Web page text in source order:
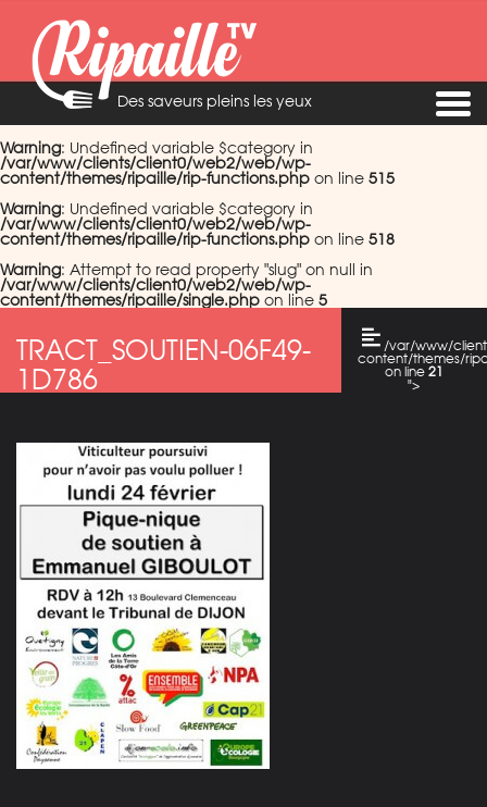
Des saveurs pleins les yeux
Warning: Undefined variable $category in
/var/www/clients/client0/web2/web/wp-
content/themes/ripaille/rip-functions.php on line 515
Warning: Undefined variable $category in
/var/www/clients/client0/web2/web/wp-
content/themes/ripaille/rip-functions.php on line 518
Warning: Attempt to read property "slug" on null in
/var/www/clients/client0/web2/web/wp-
content/themes/ripaille/single.php on line 5
TRACT_SOUTIEN-06F49-
1D786
/var/www/
content/themes/
on line 21
">